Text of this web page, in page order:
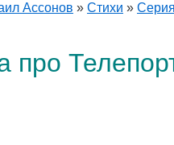
Ассонов » Стихи »
про